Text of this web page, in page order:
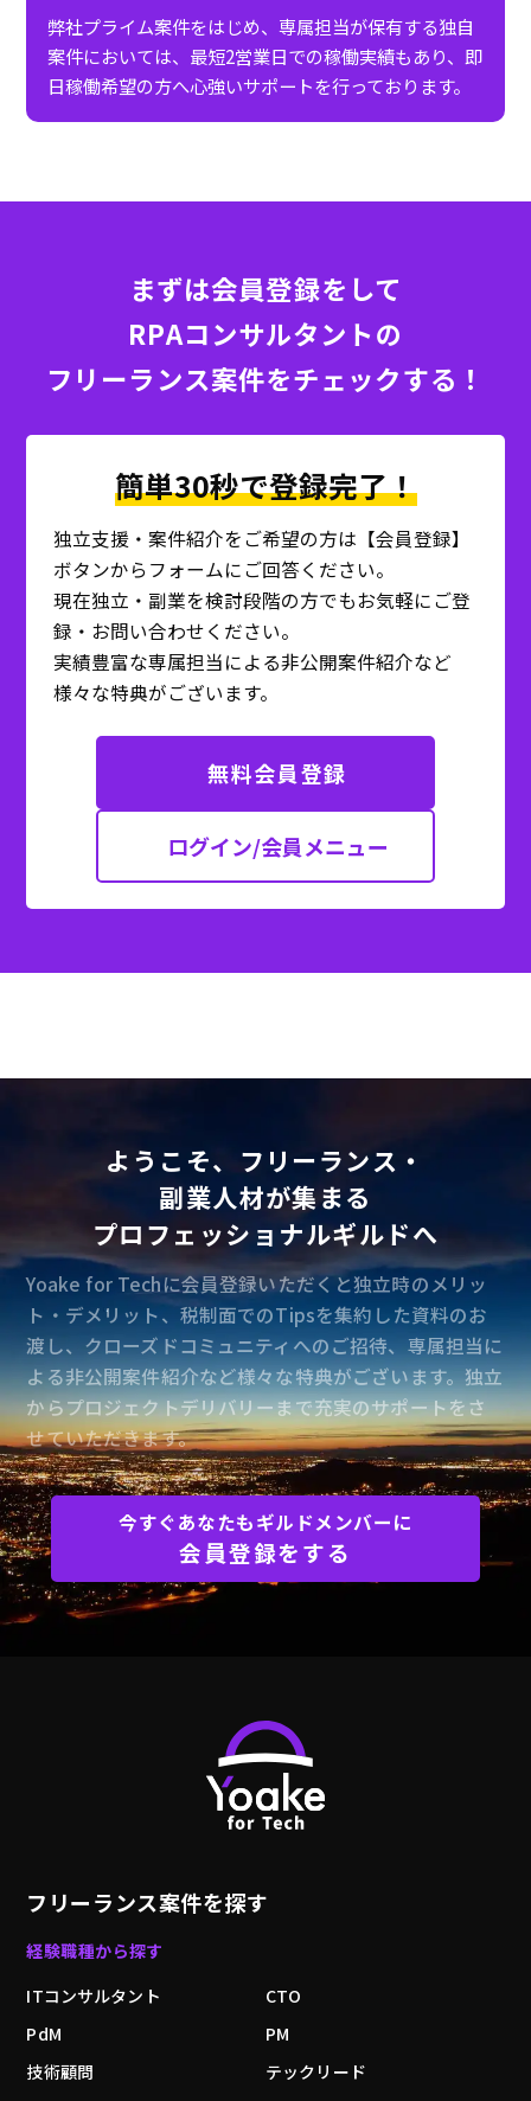
弊社プライム案件をはじめ、専属担当が保有する独自
案件においては、最短2営業日での稼働実績もあり、即
日稼働希望の方へ心強いサポートを行っております。
まずは会員登録をして
RPAコンサルタントの
フリーランス案件をチェックする！
簡単30秒で登録完了！
独立支援・案件紹介をご希望の方は【会員登録】
ボタンからフォームにご回答ください。
現在独立・副業を検討段階の方でもお気軽にご登
録・お問い合わせください。
実績豊富な専属担当による非公開案件紹介など
様々な特典がございます。
無料会員登録
ログイン/会員メニュー
ようこそ、フリーランス・
副業人材が集まる
プロフェッショナルギルドへ
Yoake for Techに会員登録いただくと独立時のメリッ
ト・デメリット、税制面でのTipsを集約した資料のお
渡し、クローズドコミュニティへのご招待、専属担当に
よる非公開案件紹介など様々な特典がございます。独立
からプロジェクトデリバリーまで充実のサポートをさ
せていただきます。
今すぐあなたもギルドメンバーに
会員登録をする
フリーランス案件を探す
経験職種から探す
ITコンサルタント
CTO
PdM
PM
技術顧問
テックリード